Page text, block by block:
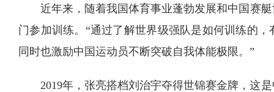
近年来，随着我国体育事业蓬勃发展和中国赛
门参加训练。“通过了解世界级强队是如何训练的
同时也激励中国运动员不断突破自我体能极限。”
2019年，张亮搭档刘治宇夺得世锦赛金牌，这